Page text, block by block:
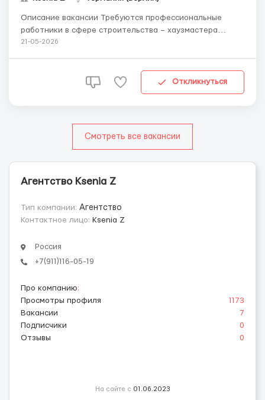
Описание вакансии Требуются профессиональные
работники в сфере строительства – хаузмастера
(разнорабочие) на объекты, где каждый день
профессионализма и опытом в сфере строительства и...
21-05-2026
Откликнуться
Смотреть все вакансии
Агентство Ksenia Z
Тип компании: Агентство
Контактное лицо: Ksenia Z
Россия
+7(911)116-05-19
Про компанию:
Просмотры профиля
1173
Вакансии
7
Подписчики
0
Отзывы
0
На сайте с 01.06.2023